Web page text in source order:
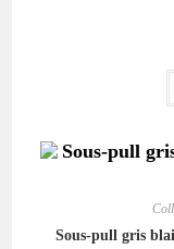
Sous-pull gris